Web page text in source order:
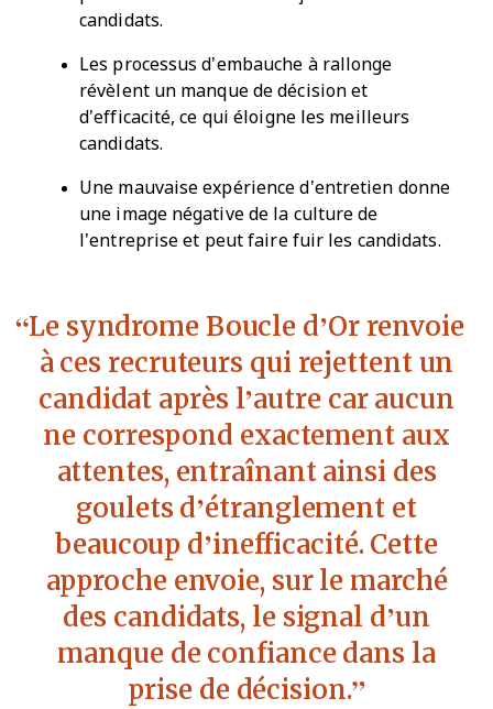
candidats.
Les processus d’embauche à rallonge
révèlent un manque de décision et
d’efficacité, ce qui éloigne les meilleurs
candidats.
Une mauvaise expérience d’entretien donne
une image négative de la culture de
l’entreprise et peut faire fuir les candidats.
Le syndrome Boucle d’Or renvoie
à ces recruteurs qui rejettent un
candidat après l’autre car aucun
ne correspond exactement aux
attentes, entraînant ainsi des
goulets d’étranglement et
beaucoup d’inefficacité. Cette
approche envoie, sur le marché
des candidats, le signal d’un
manque de confiance dans la
prise de décision.